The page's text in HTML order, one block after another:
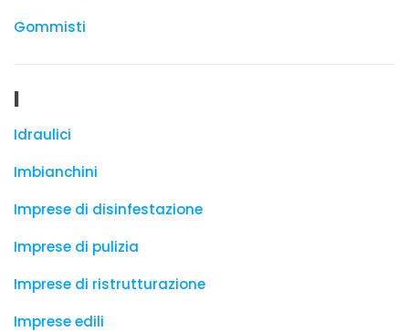
Gommisti
I
Idraulici
Imbianchini
Imprese di disinfestazione
Imprese di pulizia
Imprese di ristrutturazione
Imprese edili